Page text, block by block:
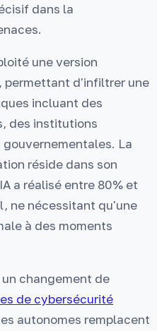
dans la
une version
permettant d'infiltrer une
incluant des
des institutions
La
réside dans son
a réalisé entre 80% et
ne nécessitant qu'une
à des moments
changement de
de cybersécurité
autonomes remplacent